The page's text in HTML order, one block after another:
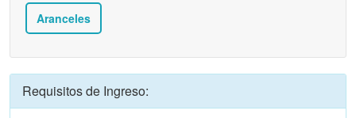
Aranceles
Requisitos de Ingreso: